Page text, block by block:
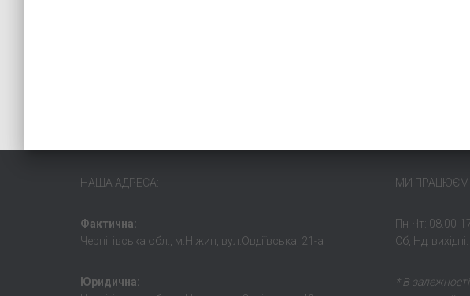
НАША АДРЕСА:
Фактична:
Чернігівська обл., м.Ніжин, вул.Овдіївська, 21-а
Юридична:
МИ
Пн-Чт: 08.00-
Сб, Нд: вихідні.
* В залежності